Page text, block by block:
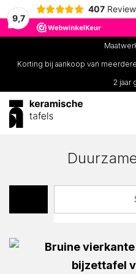
9,7
407
Korting bij aankoop van
2 jaar